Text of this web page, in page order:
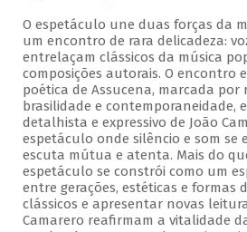
O espetáculo une duas forças da
um encontro de rara delicadeza:
entrelaçam clássicos da música
composições autorais. O encontro
poética de Assucena, marcada por
brasilidade e contemporaneidade,
detalhista e expressivo de João
espetáculo onde silêncio e som se
escuta mútua e atenta. Mais do
espetáculo se constrói como um
entre gerações, estéticas e formas
clássicos e apresentar novas
Camarero reafirmam a vitalidade